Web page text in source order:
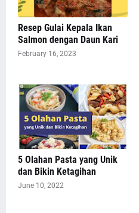
Resep Gulai Kepala Ikan
Salmon dengan Daun Kari
February 16, 2023
5 Olahan Pasta yang Unik
dan Bikin Ketagihan
June 10, 2022